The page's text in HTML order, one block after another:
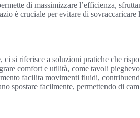
di massimizzare l’efficienza,
è cruciale per evitare di sovraccaricare
si riferisce a soluzioni pratiche che
comfort e utilità, come tavoli
facilita movimenti fluidi,
spostare facilmente, permettendo di